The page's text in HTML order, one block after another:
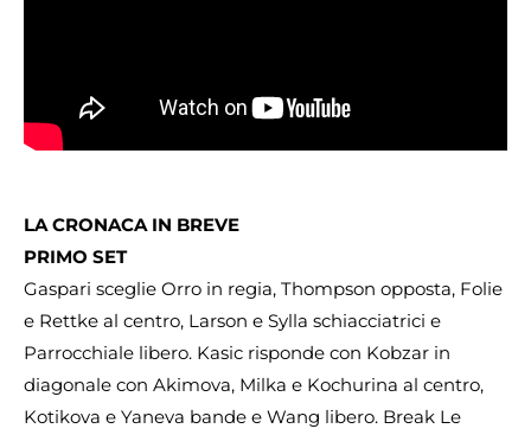
LA CRONACA IN BREVE
PRIMO SET
Gaspari sceglie Orro in regia, Thompson opposta, Folie
e Rettke al centro, Larson e Sylla schiacciatrici e
Parrocchiale libero. Kasic risponde con Kobzar in
diagonale con Akimova, Milka e Kochurina al centro,
Kotikova e Yaneva bande e Wang libero. Break Le